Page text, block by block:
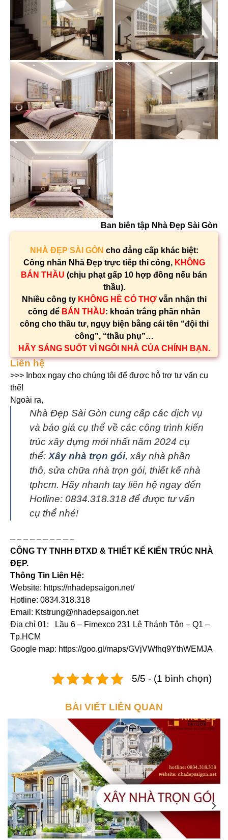
Ban biên tập Nhà Đẹp Sài Gòn
NHÀ ĐẸP SÀI GÒN cho đẳng cấp khác biệt:
Công nhân Nhà Đẹp trực tiếp thi công, KHÔNG
BÁN THẦU (chịu phạt gấp 10 hợp đồng nếu bán
thầu).
Nhiều công ty KHÔNG HỀ CÓ THỢvẫn nhận thi
công để BÁN THẦU: khoán trắng phần nhân
công cho thầu tư, ngụy biện bằng cái tên “đội thi
công”, “thầu phụ”…
HÃY SÁNG SUỐT VÌ NGÔI NHÀ CỦA CHÍNH BẠN.
Liên hệ
>>> Inbox ngay cho chúng tôi để được hỗ trợ tư vấn cụ
thể!
Ngoài ra,
Nhà Đẹp Sài Gòn cung cấp các dịch vụ
và báo giá cụ thể về các công trình kiến
trúc xây dựng mới nhất năm 2024 cụ
thể: Xây nhà trọn gói, xây nhà phần
thô, sửa chữa nhà trọn gói, thiết kế nhà
tphcm. Hãy nhanh tay liên hệ ngay đến
Hotline: 0834.318.318 để được tư vấn
cụ thể nhé!
– – – – – – – – – –
CÔNG TY TNHH ĐTXD & THIẾT KẾ KIẾN TRÚC NHÀ
ĐẸP.
Thông Tin Liên Hệ:
Website: https://nhadepsaigon.net/
Hotline: 0834.318.318
Email: Ktstrung@nhadepsaigon.net
Địa chỉ 01: Lầu 6 – Fimexco 231 Lê Thánh Tôn – Q1 –
Tp.HCM
Google map: https://goo.gl/maps/GVjVWfhq9YthWEMJA
5/5 - (1 bình chọn)
BÀI VIẾT LIÊN QUAN